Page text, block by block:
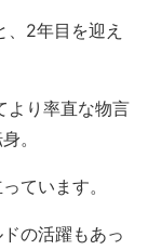
2年目を迎え
より率直な物言
。
ています。
の活躍もあっ